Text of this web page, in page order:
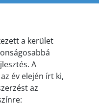
a kerület
A
év elején írt ki,
az